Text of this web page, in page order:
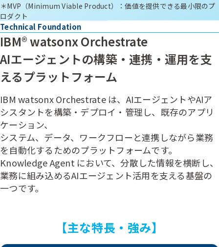
＊MVP（Minimum Viable Product）：価値を提供できる最小限のプ
ロダクト
Technical Foundation
IBM® watsonx Orchestrate
AIエージェントの構築・連携・運用を支
えるプラットフォーム
IBM watsonx Orchestrate は、AIエージェントやAIア
シスタントを構築・デプロイ・管理し、既存のアプリ
ケーション、
システム、データ、ワークフローと連携しながら業務
を自動化するためのプラットフォームです。
Knowledge Agent において、分散した情報を横断し、
業務に組み込めるAIエージェント活用を支える基盤の
一つです。
【主な特長・強み】